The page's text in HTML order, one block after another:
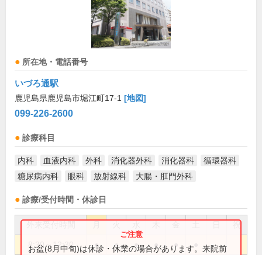
所在地・電話番号
いづろ通駅
鹿児島県鹿児島市堀江町17-1 [地図]
099-226-2600
診療科目
内科 血液内科 外科 消化器外科 消化器科
循環器科
糖尿病内科
眼科 放射線科 大腸・肛門外科
診療/受付時間・休診日
祝
8:30～12:30 ● ● ● ● ●
お盆(8月中旬)は休診・休業の場合があります。来院前